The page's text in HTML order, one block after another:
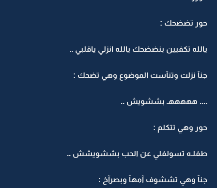
حور تضضحك :
يالله تكفيين بنضضحك يالله انزلي ياقلبي ..
جنآ نزلت وتنآست الموضوع وهي تضحك :
.... هههههـ بششويش ..
حور وهي تتكلم :
طفلـه تسولفلي عن الحب بششويشش ..
جنآ وهي تششوف آمهآ وبصرآخ :